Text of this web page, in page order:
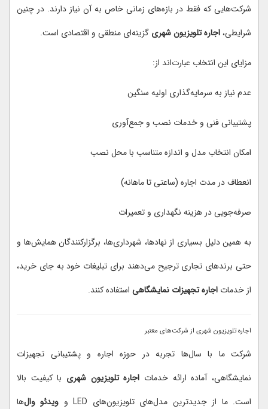
شرکت‌هایی که فقط در بازه‌های زمانی خاص به آن نیاز دارند. در چنین
شرایطی،اجاره تلویزیون شهری گزینه‌ای منطقی و اقتصادی است.
مزایای این انتخاب عبارت‌اند از:
عدم نیاز به سرمایه‌گذاری اولیه سنگین
پشتیبانی فنی و خدمات نصب و جمع‌آوری
امکان انتخاب مدل و اندازه متناسب با محل نصب
انعطاف در مدت اجاره (ساعتی تا ماهانه)
صرفه‌جویی در هزینه نگهداری و تعمیرات
به همین دلیل بسیاری از نهادها، شهرداری‌ها، برگزارکنندگان همایش‌ها و
حتی برندهای تجاری ترجیح می‌دهند برای تبلیغات خود به جای خرید،
از خدمات اجاره تجهیزات نمایشگاهی استفاده کنند.
اجاره تلویزیون شهری از شرکت‌های معتبر
شرکت ما با سال‌ها تجربه در حوزه اجاره و پشتیبانی تجهیزات
نمایشگاهی، آماده ارائه خدمات اجاره تلویزیون شهری با کیفیت بالا
است. ما از جدیدترین مدل‌های تلویزیون‌های LED و
ویدئو وال‌ها